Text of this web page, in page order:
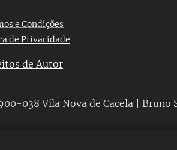
e Condições
de Privacidade
de Autor
038 Vila Nova de Cacela | Bruno